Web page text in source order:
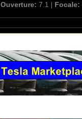
Ouverture: 7.1 | Focale: